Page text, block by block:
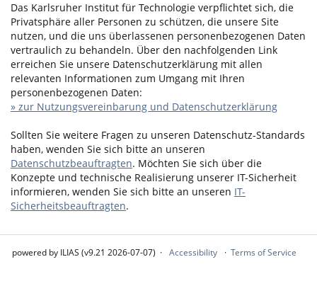
Das Karlsruher Institut für Technologie verpflichtet sich, die
Privatsphäre aller Personen zu schützen, die unsere Site
nutzen, und die uns überlassenen personenbezogenen Daten
vertraulich zu behandeln. Über den nachfolgenden Link
erreichen Sie unsere Datenschutzerklärung mit allen
relevanten Informationen zum Umgang mit Ihren
personenbezogenen Daten:
» zur Nutzungsvereinbarung und Datenschutzerklärung
Sollten Sie weitere Fragen zu unseren Datenschutz-Standards
haben, wenden Sie sich bitte an unseren
Datenschutzbeauftragten. Möchten Sie sich über die
Konzepte und technische Realisierung unserer IT-Sicherheit
informieren, wenden Sie sich bitte an unseren IT-
Sicherheitsbeauftragten.
powered by ILIAS (v9.21 2026-07-07) Accessibility Terms of Service